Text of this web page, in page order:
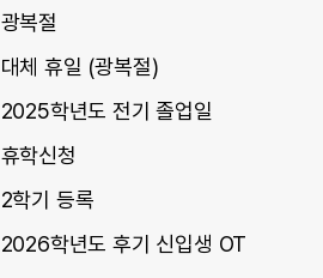
광복절
대체 휴일 (광복절)
2025학년도 전기 졸업일
휴학신청
2학기 등록
2026학년도 후기 신입생 OT